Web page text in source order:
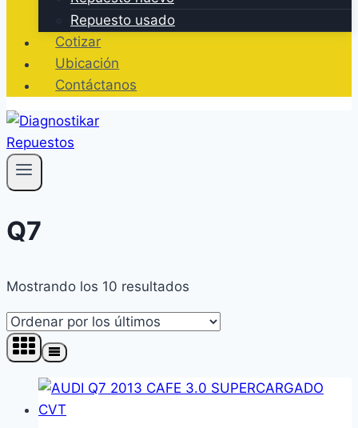
Repuesto usado
Cotizar
Ubicación
Contáctanos
Q7
Mostrando los 10 resultados
los